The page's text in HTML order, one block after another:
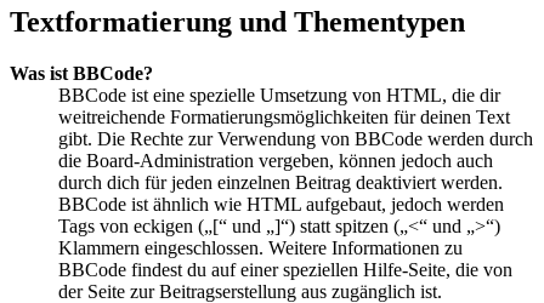
Textformatierung und Thementypen
Was ist BBCode?
BBCode ist eine spezielle Umsetzung von HTML, die dir
weitreichende Formatierungsmöglichkeiten für deinen Text
gibt. Die Rechte zur Verwendung von BBCode werden durch
die Board-Administration vergeben, können jedoch auch
durch dich für jeden einzelnen Beitrag deaktiviert werden.
BBCode ist ähnlich wie HTML aufgebaut, jedoch werden
Tags von eckigen („[“ und „]“) statt spitzen („<“ und „>“)
Klammern eingeschlossen. Weitere Informationen zu
BBCode findest du auf einer speziellen Hilfe-Seite, die von
der Seite zur Beitragserstellung aus zugänglich ist.